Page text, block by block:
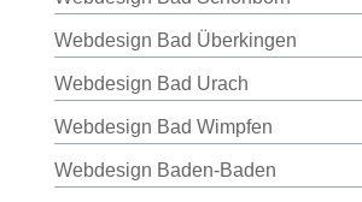
Webdesign Bad Überkingen
Webdesign Bad Urach
Webdesign Bad Wimpfen
Webdesign Baden-Baden